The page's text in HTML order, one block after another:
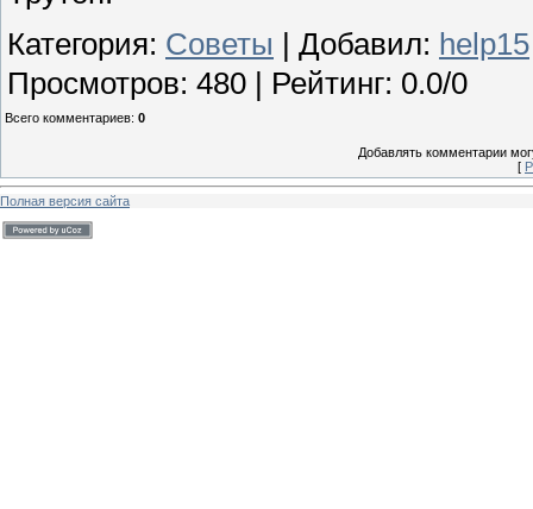
Категория: Советы Добавил: help15
Просмотров: 480 Рейтинг: 0.0/0
Всего комментариев: 0
Добавлять комментарии
[
Полная версия сайта